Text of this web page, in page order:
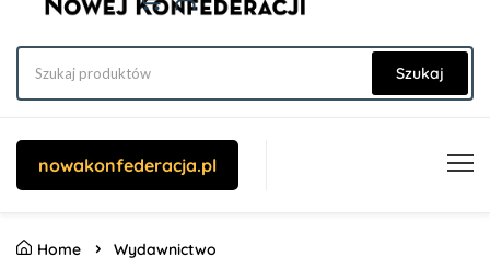
Szukaj
nowakonfederacja.pl
Home Wydawnictwo